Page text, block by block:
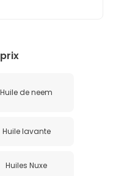
Huile de neem
Huile lavante
Huiles Nuxe